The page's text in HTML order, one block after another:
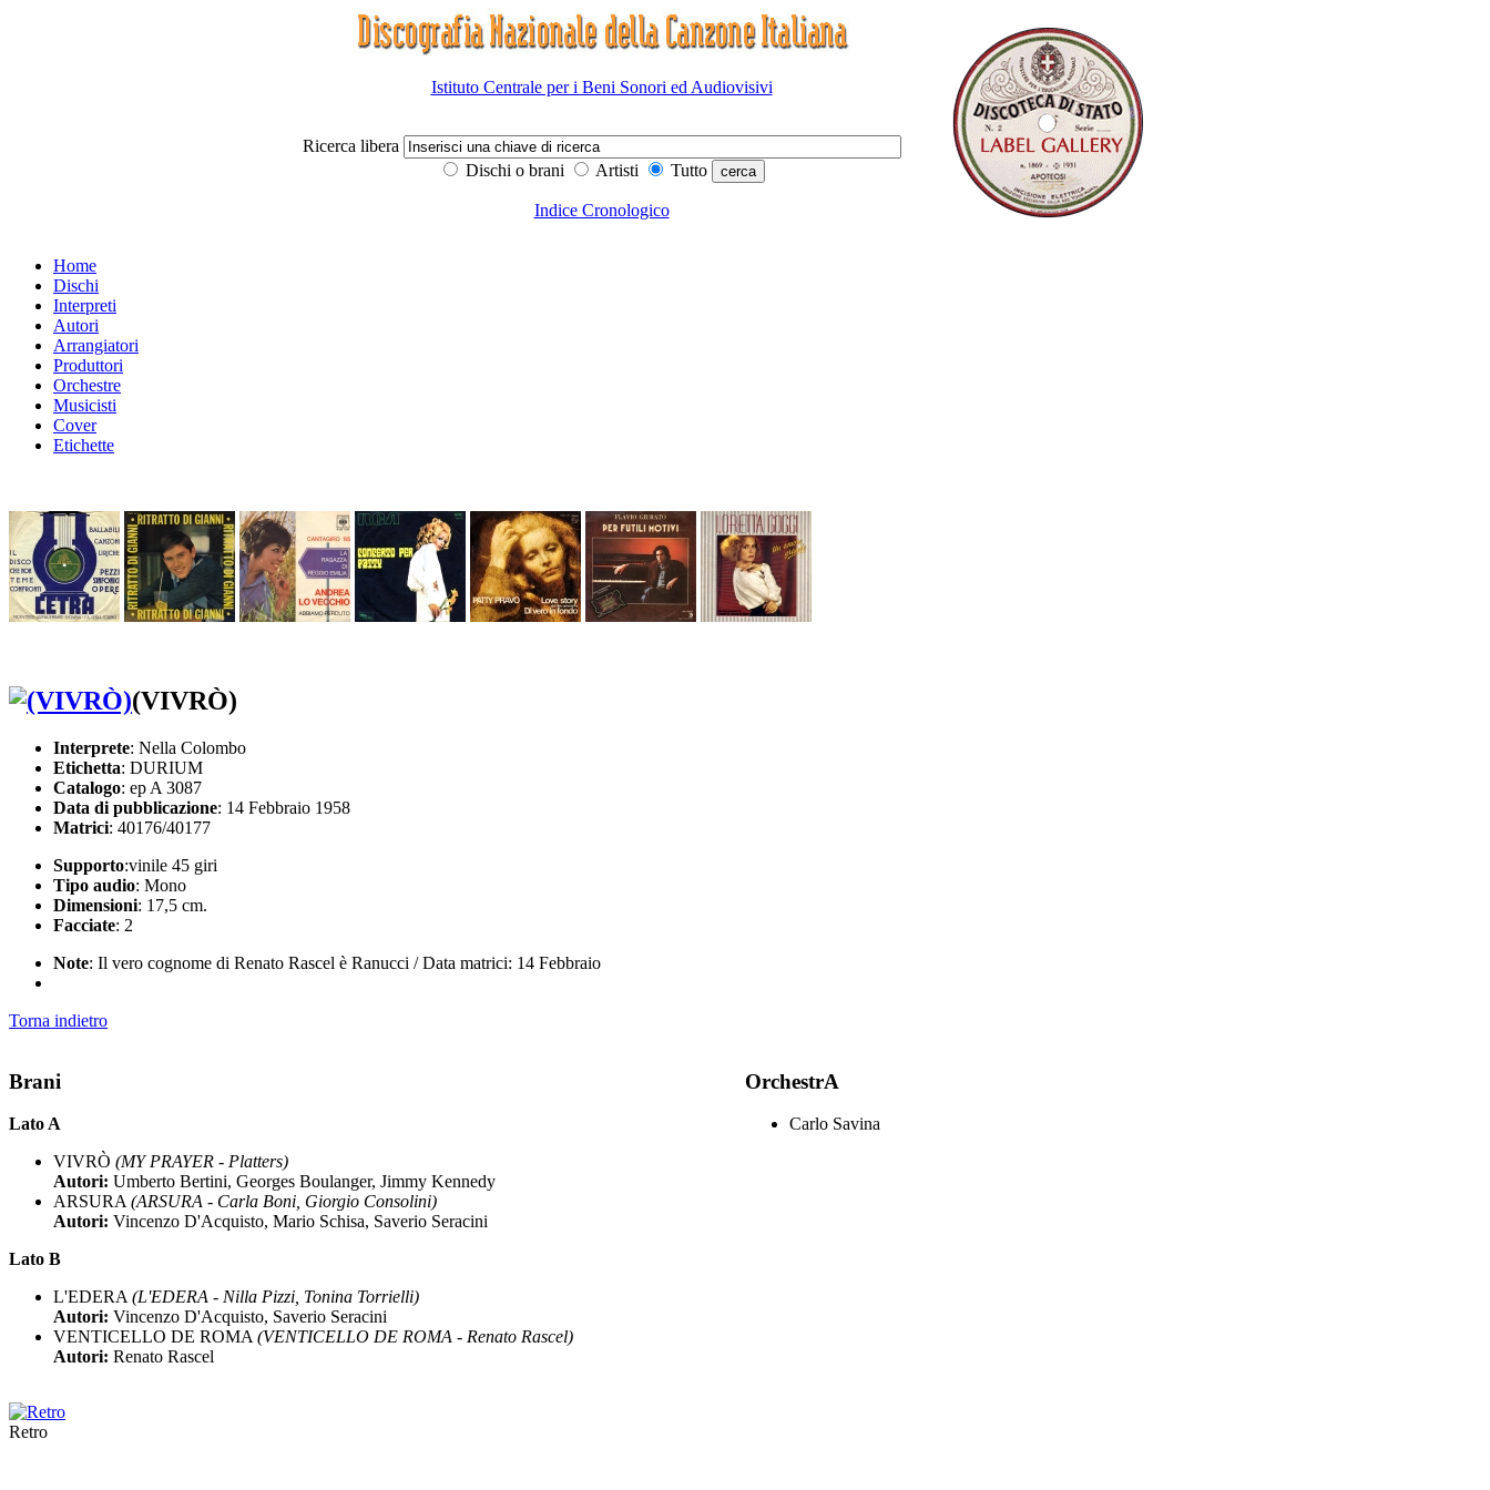
Istituto Centrale per i Beni Sonori ed Audiovisivi
Ricerca libera
Dischi o brani
Artisti Tutto
Indice Cronologico
Home
Dischi
Interpreti
Autori
Arrangiatori
Produttori
Orchestre
Musicisti
Cover
Etichette
(VIVRÒ)
Interprete: Nella Colombo
Etichetta: DURIUM
Catalogo: ep A 3087
Data di pubblicazione: 14 Febbraio 1958
Matrici: 40176/40177
Supporto:vinile 45 giri
Tipo audio: Mono
Dimensioni: 17,5 cm.
Facciate: 2
Note: Il vero cognome di Renato Rascel è Ranucci / Data matrici: 14 Febbraio
Torna indietro
Brani
Lato A
VIVRÒ (MY PRAYER - Platters)
Autori: Umberto Bertini, Georges Boulanger, Jimmy Kennedy
ARSURA (ARSURA - Carla Boni, Giorgio Consolini)
Autori: Vincenzo D'Acquisto, Mario Schisa, Saverio Seracini
Lato B
L'EDERA (L'EDERA - Nilla Pizzi, Tonina Torrielli)
Autori: Vincenzo D'Acquisto, Saverio Seracini
VENTICELLO DE ROMA (VENTICELLO DE ROMA - Renato Rascel)
Autori: Renato Rascel
OrchestrA
Carlo Savina
Retro